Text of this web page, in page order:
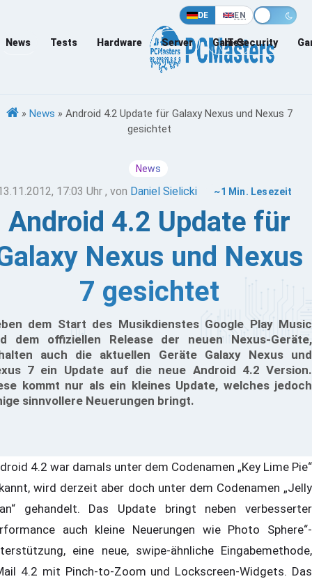
DE EN
News Tests Hardware Server Games
IT-Security
» News » Android 4.2 Update für Galaxy Nexus und Nexus 7
gesichtet
News
17:03 Uhr , von Daniel Sielicki ~1 Min. Lesezeit
Android 4.2 Update für
Nexus und Nexus
7 gesichtet
dem Start des Musikdienstes Google Play Music
dem offiziellen Release der neuen Nexus-Geräte,
auch die aktuellen Geräte Galaxy Nexus und
7 ein Update auf die neue Android 4.2 Version.
kommt nur als ein kleines Update, welches jedoch
sinnvollere Neuerungen bringt.
4.2 war damals unter dem Codenamen „Key Lime Pie“
wird derzeit aber doch unter dem Codenamen „Jelly
gehandelt. Das Update bringt neben verbesserter
auch kleine Neuerungen wie Photo Sphere“-
eine neue, swipe-ähnliche Eingabemethode,
4.2 mit Pinch-to-Zoom und Lockscreen-Widgets. Das